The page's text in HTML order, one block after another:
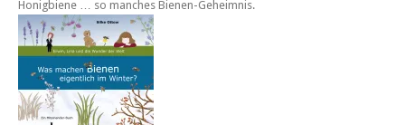
Honigbiene … so manches Bienen-Geheimnis.